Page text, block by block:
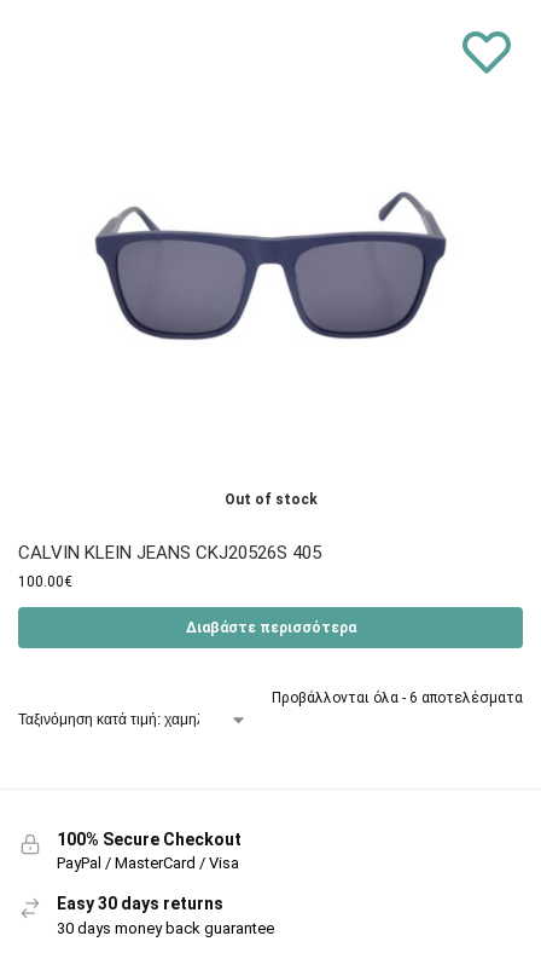
Out of stock
CALVIN KLEIN JEANS CKJ20526S 405
100.00€
Διαβάστε περισσότερα
Προβάλλονται όλα - 6 αποτελέσματα
100% Secure Checkout
PayPal / MasterCard / Visa
Easy 30 days returns
30 days money back guarantee